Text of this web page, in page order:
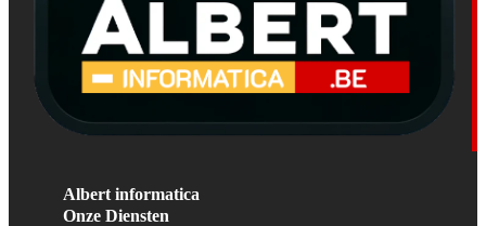
Albert informatica
Onze Diensten